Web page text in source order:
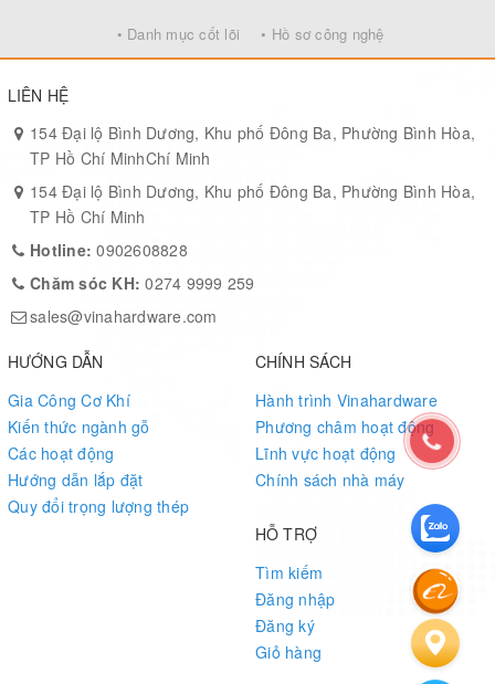
• Danh mục cốt lõi • Hồ sơ công nghệ
LIÊN HỆ
154 Đại lộ Bình Dương, Khu phố Đông Ba, Phường Bình Hòa,
TP Hồ Chí MinhChí Minh
154 Đại lộ Bình Dương, Khu phố Đông Ba, Phường Bình Hòa,
TP Hồ Chí Minh
Hotline:0902608828
Chăm sóc KH:0274 9999 259
sales@vinahardware.com
HƯỚNG DẪN
Gia Công Cơ Khí
Kiến thức ngành gỗ
Các hoạt động
Hướng dẫn lắp đặt
Quy đổi trọng lượng thép
CHÍNH SÁCH
Hành trình Vinahardware
Phương châm hoạt động
Lĩnh vực hoạt động
Chính sách nhà máy
HỖ TRỢ
Tìm kiếm
Đăng nhập
Đăng ký
Giỏ hàng